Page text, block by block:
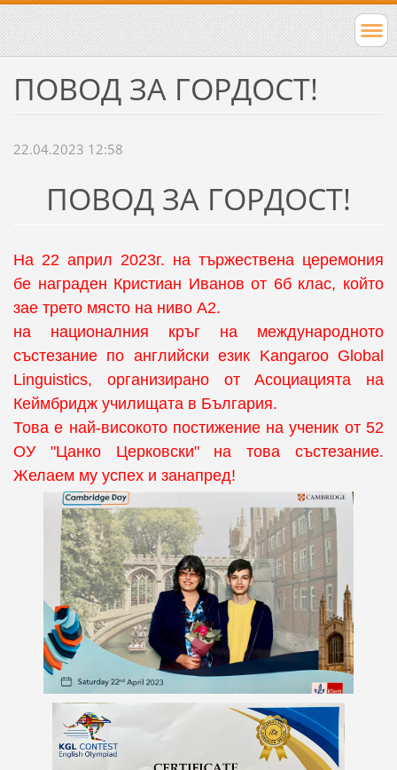
ПОВОД ЗА ГОРДОСТ!
22.04.2023 12:58
ПОВОД ЗА ГОРДОСТ!
На 22 април 2023г. на тържествена церемония
бе награден Кристиан Иванов от 6б клас, който
зае трето място на ниво А2.
на националния кръг на международното
състезание по английски език Kangaroo Global
Linguistics, организирано от Асоциацията на
Кеймбридж училищата в България.
Това е най-високото постижение на ученик от 52
ОУ "Цанко Церковски" на това състезание.
Желаем му успех и занапред!